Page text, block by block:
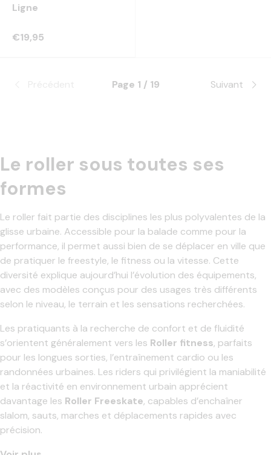
Ligne
€19,95
Page 1 / 19 Suivant
Le roller sous toutes ses
formes
Le roller fait partie des disciplines les plus polyvalentes de la
glisse urbaine. Accessible pour la balade comme pour la
performance, il permet aussi bien de se déplacer en ville que
de pratiquer le freestyle, le fitness ou la vitesse. Cette
diversité explique aujourd’hui l’évolution des équipements,
avec des modèles conçus pour des usages très différents
selon le niveau, le terrain et les sensations recherchées.
Les pratiquants à la recherche de confort et de fluidité
s’orientent généralement vers les Roller fitness, parfaits
pour les longues sorties, l’entraînement cardio ou les
randonnées urbaines. Les riders qui privilégient la maniabilité
et la réactivité en environnement urbain apprécient
davantage les Roller Freeskate, capables d’enchaîner
slalom, sauts, marches et déplacements rapides avec
précision.